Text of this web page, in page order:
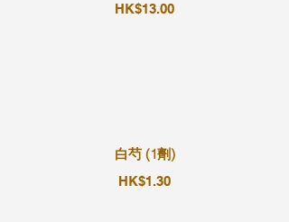
HK$13.00
白芍 (1劑)
HK$1.30